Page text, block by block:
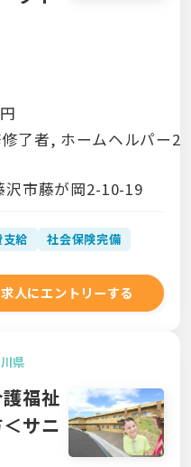
円
了者, ホームヘルパー2
沢市藤が岡2-10-19
支給
社会保険完備
人にエントリーする
県
福祉
サニ